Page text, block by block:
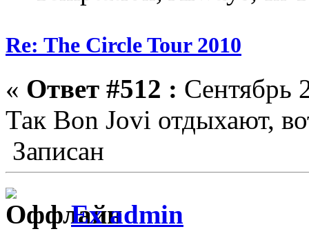
Re: The Circle Tour 2010
« Ответ #512 : Сентябрь
Так Bon Jovi отдыхают,
Записан
Ex admin